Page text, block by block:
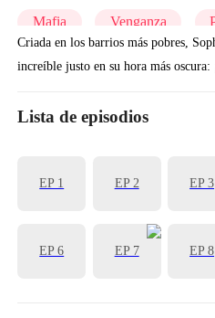
Mafia Venganza
Criada en los barrios más pobres,
increíble justo en su hora más oscura:
glorioso pero peligroso, Sophia
confiar en su propio esfuerzo.
Lista de episodios
EP 1 EP 2 EP 3
EP 6 EP 7 EP 8